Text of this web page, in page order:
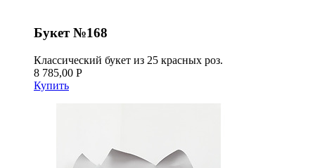
Букет №168
Классический букет из 25 красных роз.
8 785,00 Р
Купить